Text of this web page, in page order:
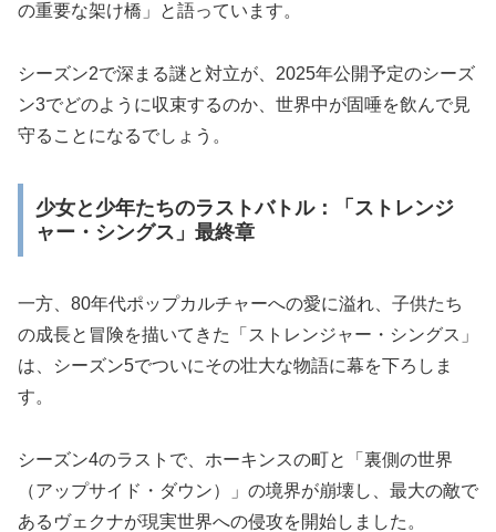
の重要な架け橋」と語っています。
シーズン2で深まる謎と対立が、2025年公開予定のシーズ
ン3でどのように収束するのか、世界中が固唾を飲んで見
守ることになるでしょう。
少女と少年たちのラストバトル：「ストレンジ
ャー・シングス」最終章
一方、80年代ポップカルチャーへの愛に溢れ、子供たち
の成長と冒険を描いてきた「ストレンジャー・シングス」
は、シーズン5でついにその壮大な物語に幕を下ろしま
す。
シーズン4のラストで、ホーキンスの町と「裏側の世界
（アップサイド・ダウン）」の境界が崩壊し、最大の敵で
あるヴェクナが現実世界への侵攻を開始しました。